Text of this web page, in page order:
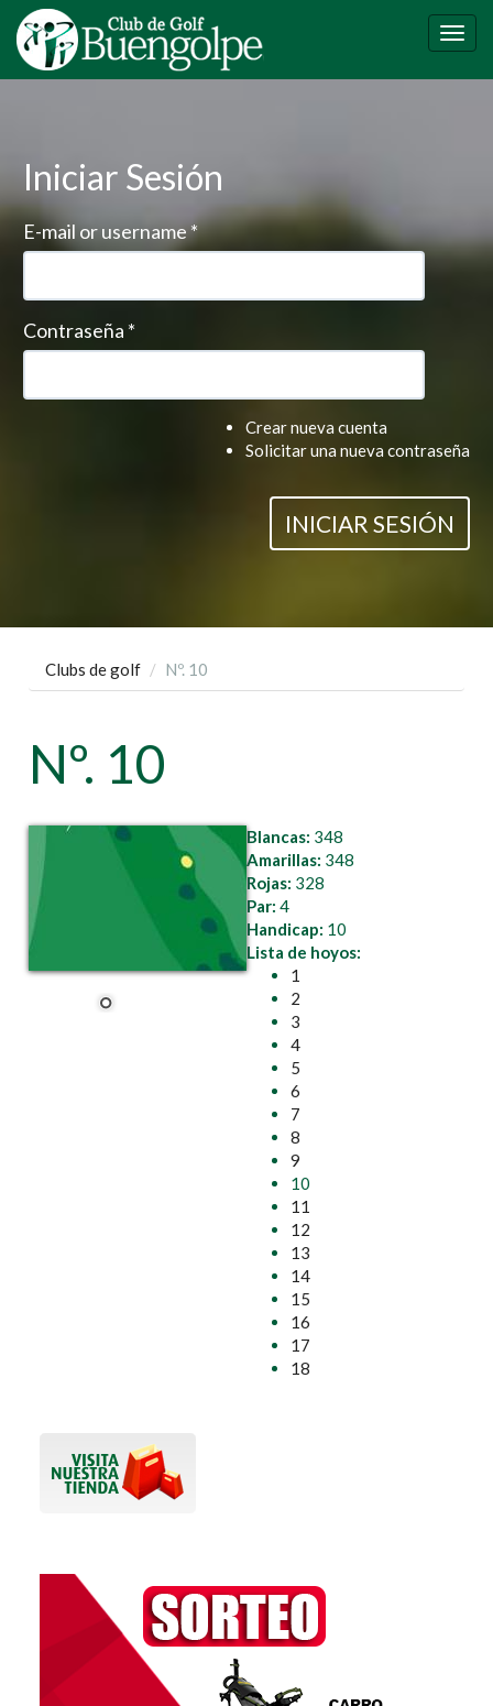
Pasar
contenido
principal
Iniciar Sesión
E-mail or username*
Contraseña *
Crear nueva cuenta
Solicitar una nueva contraseña
INICIAR SESIÓN
Clubs de golf Nº. 10
Nº. 10
Blancas: 348
Amarillas: 348
Rojas: 328
Par: 4
Handicap: 10
Lista de hoyos:
1
2
3
4
5
6
7
8
9
10
11
12
13
14
15
16
17
18